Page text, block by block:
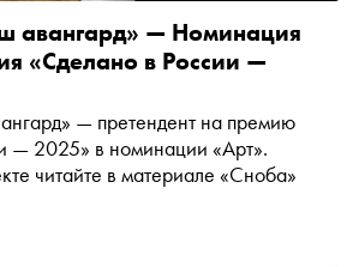
авангард» — Номинация
«Сделано в России —
— претендент на премию
— 2025» в номинации «Арт».
читайте в материале «Сноба»